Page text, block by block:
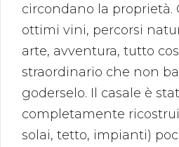
circondano la proprietà.
ottimi vini, percorsi
arte, avventura, tutto
straordinario che non
goderselo. Il casale è
completamente
solai, tetto, impianti)